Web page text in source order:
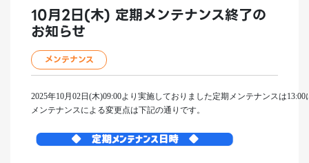
10月2日(木) 定期メンテナンス終了の
お知らせ
メンテナンス
2025年10月02日(木)09:00より実施しておりました定期メンテナンスは
メンテナンスによる変更点は下記の通りです。